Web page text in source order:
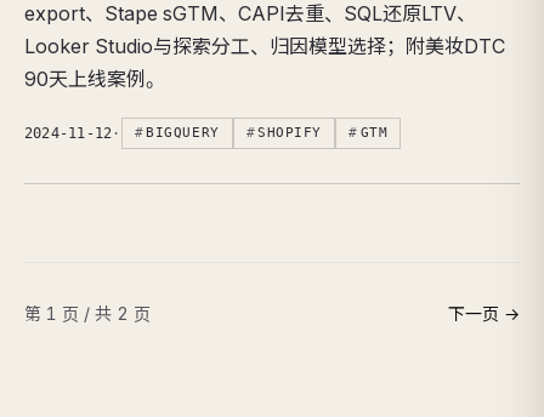
export、Stape sGTM、CAPI去重、SQL还原LTV、
Looker Studio与探索分工、归因模型选择；附美妆DTC
90天上线案例。
2024-11-12 · BIGQUERY SHOPIFY GTM
第 1 页 / 共 2 页 下一页 →